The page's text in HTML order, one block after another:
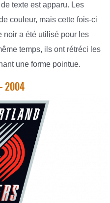
texte est apparu. Les
couleur, mais cette fois-ci
noir a été utilisé pour les
temps, ils ont rétréci les
une forme pointue.
2004